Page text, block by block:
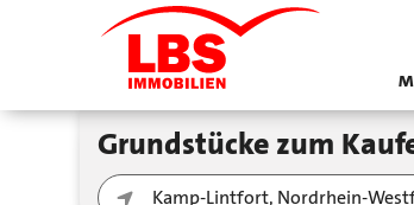
Grundstücke zum